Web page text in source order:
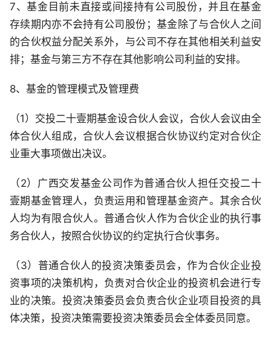
7、基金目前未直接或间接持有公司股份，并且在基金
存续期内亦不会持有公司股份；基金除了与合伙人之间
的合伙权益分配关系外，与公司不存在其他相关利益安
排；基金与第三方不存在其他影响公司利益的安排。
8、基金的管理模式及管理费
（1）交投二十壹期基金设合伙人会议，合伙人会议由全
体合伙人组成，合伙人会议根据合伙协议约定对合伙企
业重大事项做出决议。
（2）广西交发基金公司作为普通合伙人担任交投二十
壹期基金管理人，负责运用和管理基金资产。其余合伙
人均为有限合伙人。普通合伙人作为合伙企业的执行事
务合伙人，按照合伙协议的约定执行合伙事务。
（3）普通合伙人的投资决策委员会，作为合伙企业投
资事项的决策机构，负责对合伙企业的投资机会进行专
业的决策。投资决策委员会负责合伙企业项目投资的具
体决策，投资决策需要投资决策委员会全体委员同意。